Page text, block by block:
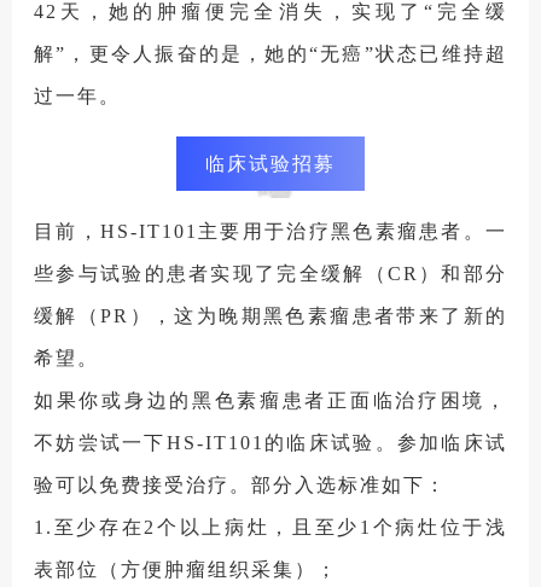
42天，她的肿瘤便完全消失，实现了“完全缓
解”，更令人振奋的是，她的“无癌”状态已维持超
过一年。
临床试验招募
目前，HS-IT101主要用于治疗黑色素瘤患者。一
些参与试验的患者实现了完全缓解（CR）和部分
缓解（PR），这为晚期黑色素瘤患者带来了新的
希望。
如果你或身边的黑色素瘤患者正面临治疗困境，
不妨尝试一下HS-IT101的临床试验。参加临床试
验可以免费接受治疗。部分入选标准如下：
1.至少存在2个以上病灶，且至少1个病灶位于浅
表部位（方便肿瘤组织采集）；